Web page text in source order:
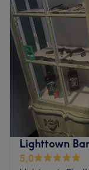
Donderdag
Vrijdag
Zaterdag
Zondag
Harries Hairline
uitstraling,
kapsalon is
ruimte worden
geknipt/
coupe, hiervoor
en seminars. Op
Lighttown
5,0